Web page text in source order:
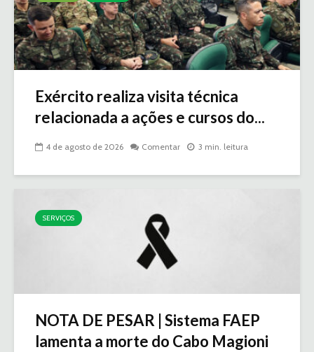
Exército realiza visita técnica
relacionada a ações e cursos do...
4 de agosto de 2026 Comentar 3 min. leitura
SERVIÇOS
NOTA DE PESAR | Sistema FAEP
lamenta a morte do Cabo Magioni